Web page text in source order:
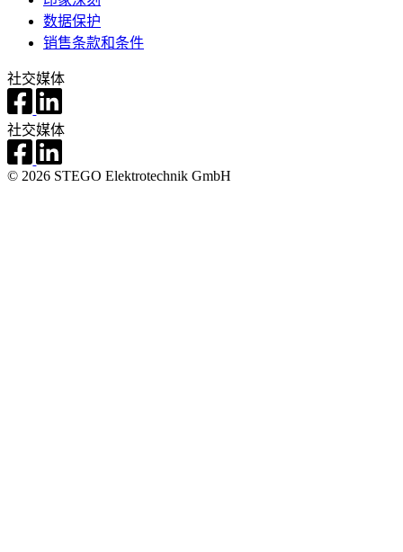
数据保护
销售条款和条件
社交媒体
社交媒体
© 2026 STEGO Elektrotechnik GmbH